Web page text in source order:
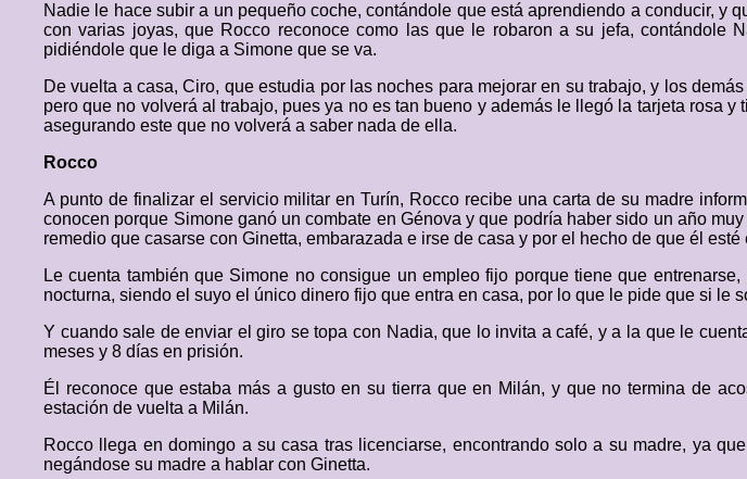
Nadie le hace subir a un pequeño coche, contándole que está aprendiendo a conducir,
con varias joyas, que Rocco reconoce como las que le robaron a su jefa,
pidiéndole que le diga a Simone que se va.
De vuelta a casa, Ciro, que estudia por las noches para mejorar en su trabajo, y los
pero que no volverá al trabajo, pues ya no es tan bueno y además le llegó la tarjeta rosa
asegurando este que no volverá a saber nada de ella.
Rocco
A punto de finalizar el servicio militar en Turín, Rocco recibe una carta de su madre
conocen porque Simone ganó un combate en Génova y que podría haber sido un año
remedio que casarse con Ginetta, embarazada e irse de casa y por el hecho de que él esté
Le cuenta también que Simone no consigue un empleo fijo porque tiene que
nocturna, siendo el suyo el único dinero fijo que entra en casa, por lo que le pide que si le
Y cuando sale de enviar el giro se topa con Nadia, que lo invita a café, y a la que le
meses y 8 días en prisión.
Él reconoce que estaba más a gusto en su tierra que en Milán, y que no termina de
estación de vuelta a Milán.
Rocco llega en domingo a su casa tras licenciarse, encontrando solo a su madre, ya
negándose su madre a hablar con Ginetta.